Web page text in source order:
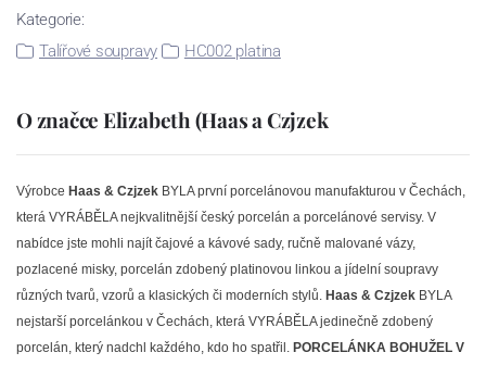
Kategorie:
Talířové soupravy
HC002 platina
O značce Elizabeth (Haas a Czjzek
Výrobce Haas & Czjzek BYLA první porcelánovou manufakturou v Čechách,
která VYRÁBĚLA nejkvalitnější český porcelán a porcelánové servisy. V
nabídce jste mohli najít čajové a kávové sady, ručně malované vázy,
pozlacené misky, porcelán zdobený platinovou linkou a jídelní soupravy
různých tvarů, vzorů a klasických či moderních stylů. Haas & Czjzek BYLA
nejstarší porcelánkou v Čechách, která VYRÁBĚLA jedinečně zdobený
porcelán, který nadchl každého, kdo ho spatřil. PORCELÁNKA BOHUŽEL V